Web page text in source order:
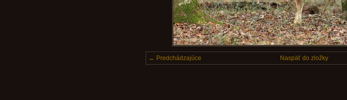
← Predchádzajúce Naspäť do zložky